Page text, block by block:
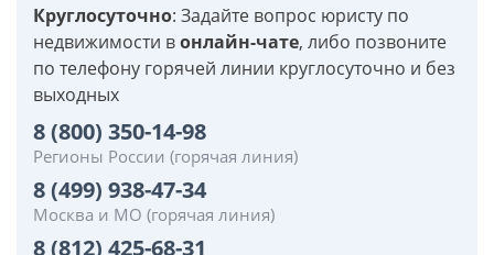
Круглосуточно: Задайте вопрос юристу по
недвижимости вонлайн-чате, либо позвоните
по телефону горячей линии круглосуточно и без
выходных
8 (800) 350-14-98
Регионы России (горячая линия)
8 (499) 938-47-34
Москва и МО (горячая линия)
8 (812) 425-68-31